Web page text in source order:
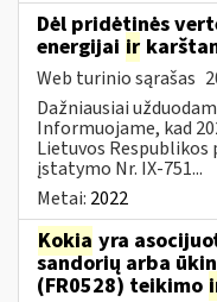
Dėl pridėtinės
energijai ir
Web turinio sąrašas
Dažniausiai
Informuojame, kad
Lietuvos
įstatymo Nr. IX-751...
Metai: 2022
Kokia yra
sandorių arba
(FR0528) teikimo